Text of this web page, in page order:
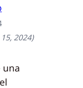
2024)
una